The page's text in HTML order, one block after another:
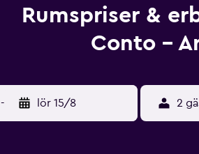
Rumspriser &
Conto -
- lör 15/8 2